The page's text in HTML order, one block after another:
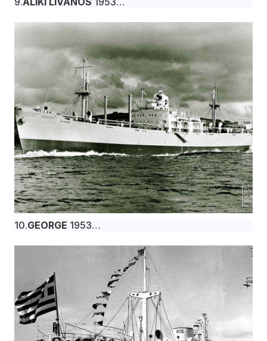
κατασκευάστηκε τον Ιούλιο του 1953 στα
βρετανικά ναυπηγεία W. Gray & Co. Ltd., West
Hartlepool για την Monrovia Shipping Co. Ltd. υπό
σημαία Λιβερίας.
10.GEORGE 1953
κατασκευάστηκε τον Ιούλιο του 1953 στα
βρετανικά ναυπηγεία Wm. Denny & Bros. Ltd.,
Dumbarton για την Puerto Seguro Compania
Naviera S.A. υπό σημαία Λιβερίας.